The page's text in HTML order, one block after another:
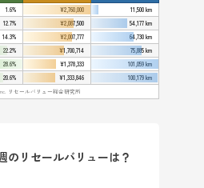
1.6% ¥2,760,000
11,500 km
12.7% ¥2,087,500
54,177 km
14.3% ¥2,007,777
64,730 km
22.2% ¥1,700,714
75,885 km
28.6% ¥1,378,333
101,059 km
20.6% ¥1,333,846
100,179 km
リセールバリュー総合研究所
のリセールバリューは？